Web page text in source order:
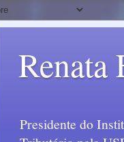
Renata
Presidente do